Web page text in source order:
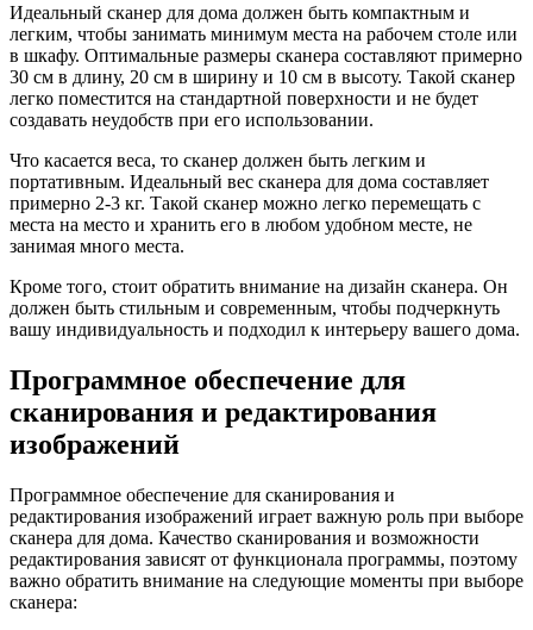
Идеальный сканер для дома должен быть компактным и
легким, чтобы занимать минимум места на рабочем столе или
в шкафу. Оптимальные размеры сканера составляют примерно
30 см в длину, 20 см в ширину и 10 см в высоту. Такой сканер
легко поместится на стандартной поверхности и не будет
создавать неудобств при его использовании.
Что касается веса, то сканер должен быть легким и
портативным. Идеальный вес сканера для дома составляет
примерно 2-3 кг. Такой сканер можно легко перемещать с
места на место и хранить его в любом удобном месте, не
занимая много места.
Кроме того, стоит обратить внимание на дизайн сканера. Он
должен быть стильным и современным, чтобы подчеркнуть
вашу индивидуальность и подходил к интерьеру вашего дома.
Программное обеспечение для
сканирования и редактирования
изображений
Программное обеспечение для сканирования и
редактирования изображений играет важную роль при выборе
сканера для дома. Качество сканирования и возможности
редактирования зависят от функционала программы, поэтому
важно обратить внимание на следующие моменты при выборе
сканера: